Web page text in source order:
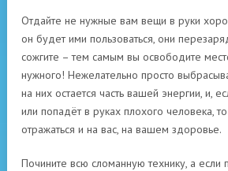
Отдайте не нужные вам вещи в руки
он будет ими пользоваться, они
сожгите – тем самым вы освободите
нужного! Нежелательно просто
на них остается часть вашей энергии, и,
или попадёт в руках плохого человека,
отражаться и на вас, на вашем здоровье.
Почините всю сломанную технику, а если